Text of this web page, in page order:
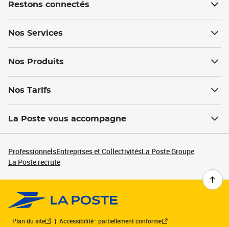
Restons connectés
Nos Services
Nos Produits
Nos Tarifs
La Poste vous accompagne
ProfessionnelsEntreprises et CollectivitésLa Poste Groupe
La Poste recrute
Plan du site
Accessibilité : partiellement conforme